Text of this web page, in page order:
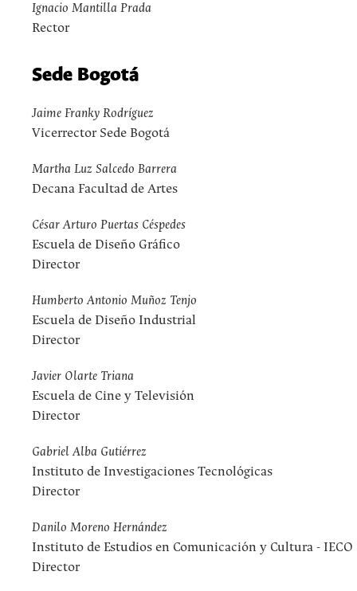
Ignacio Mantilla Prada
Rector
Sede Bogotá
Jaime Franky Rodríguez
Vicerrector Sede Bogotá
Martha Luz Salcedo Barrera
Decana Facultad de Artes
César Arturo Puertas Céspedes
Escuela de Diseño Gráfico
Director
Humberto Antonio Muñoz Tenjo
Escuela de Diseño Industrial
Director
Javier Olarte Triana
Escuela de Cine y Televisión
Director
Gabriel Alba Gutiérrez
Instituto de Investigaciones Tecnológicas
Director
Danilo Moreno Hernández
Instituto de Estudios en Comunicación y Cultura - IECO
Director